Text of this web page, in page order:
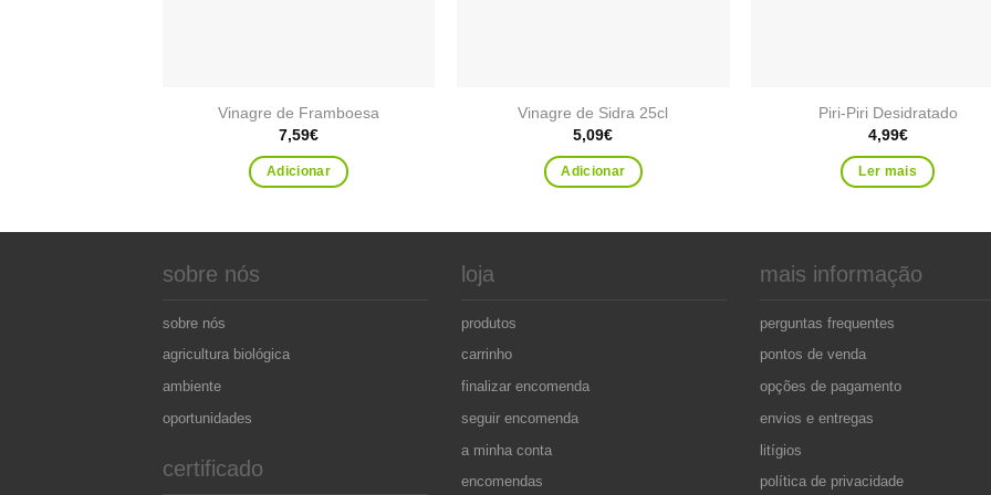
Vinagre de Framboesa
7,59€
Adicionar
Vinagre de Sidra 25cl
5,09€
Adicionar
Piri-Piri Desidratado
4,99€
Ler mais
sobre nós
sobre nós
agricultura biológica
ambiente
oportunidades
certificado
loja
produtos
carrinho
finalizar encomenda
seguir encomenda
a minha conta
encomendas
mais informação
perguntas frequentes
pontos de venda
opções de pagamento
envios e entregas
litígios
política de privacidade